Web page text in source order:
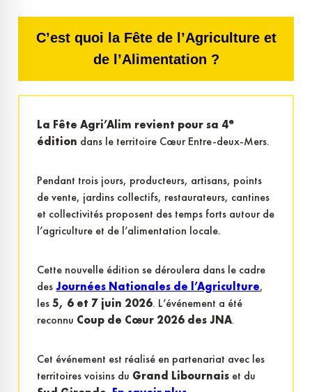
C’est quoi la Fête de l’Agriculture et
de l’Alimentation ?
La Fête Agri’Alim revient pour sa 4e
édition dans le territoire Cœur Entre-deux-Mers.
Pendant trois jours, producteurs, artisans, points
de vente, jardins collectifs, restaurateurs, cantines
et collectivités proposent des temps forts autour de
l’agriculture et de l’alimentation locale.
Cette nouvelle édition se déroulera dans le cadre
desJournées Nationales de l’Agriculture,
les 5, 6 et 7 juin 2026. L’événement a été
reconnu Coup de Cœur 2026 des JNA.
Cet événement est réalisé en partenariat avec les
territoires voisins du Grand Libournais et du